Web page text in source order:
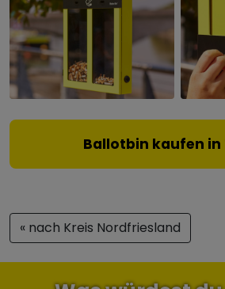
Ballotbin kaufen in
« nach Kreis Nordfriesland